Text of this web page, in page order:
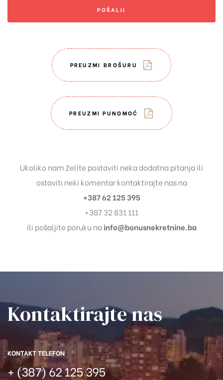
POŠALJI
PREUZMI BROŠURU
PREUZMI PUNOMOĆ
Ukoliko nam želite postaviti neka dodatna pitanja ili
ostaviti neki komentar kontaktirajte nas na
+387 62 125 395
+387 32 831 111
ili pošaljite poruku na info@bonusnekretnine.ba
Kontaktirajte nas​
KONTAKT TELEFON
+ (387) 62 125 395